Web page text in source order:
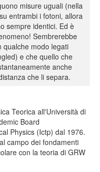
misure uguali (nella
entrambi i fotoni, allora
sempre identici. Ed è
Sembrerebbe
qualche modo legati
e che quello che
anche
che li separa.
Teorica all'Università di
Board
Physics (Ictp) dal 1976.
campo dei fondamenti
con la teoria di GRW